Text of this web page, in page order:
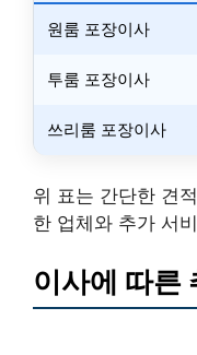
원룸 포장이사
투룸 포장이사
쓰리룸 포장이사
위 표는 간단한 견
한 업체와 추가 서
이사에 따른